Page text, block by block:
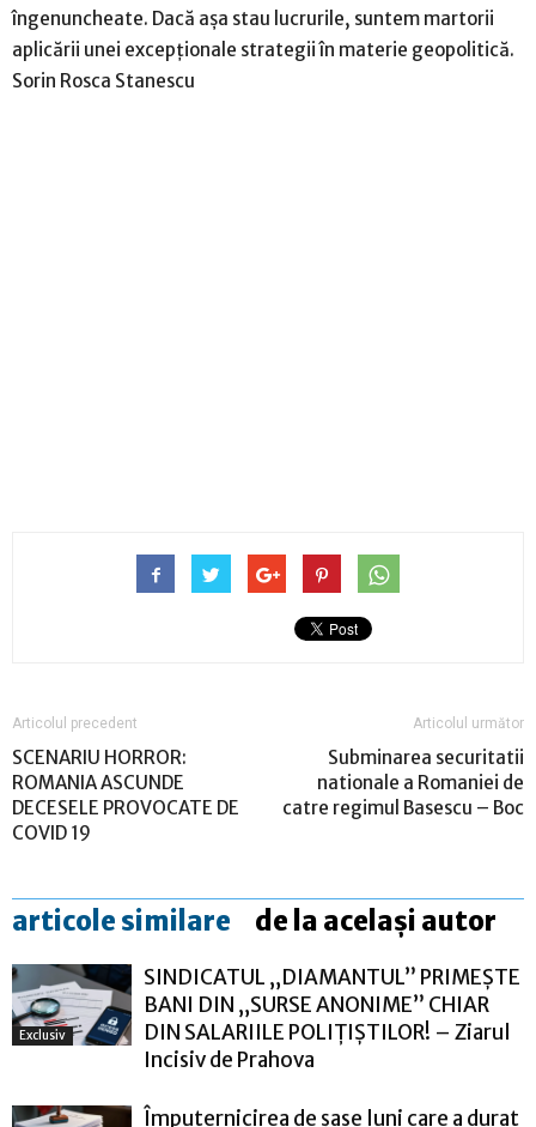
îngenuncheate. Dacă așa stau lucrurile, suntem martorii
aplicării unei excepționale strategii în materie geopolitică.
Sorin Rosca Stanescu
Articolul precedent
SCENARIU HORROR:
ROMANIA ASCUNDE
DECESELE PROVOCATE DE
COVID 19
Articolul următor
Subminarea securitatii
nationale a Romaniei de
catre regimul Basescu – Boc
articole similare de la același autor
Exclusiv
SINDICATUL „DIAMANTUL” PRIMEȘTE
BANI DIN „SURSE ANONIME” CHIAR
DIN SALARIILE POLIȚIȘTILOR! – Ziarul
Incisiv de Prahova
Împuternicirea de șase luni care a durat